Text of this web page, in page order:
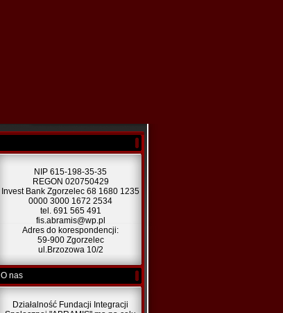
NIP 615-198-35-35
REGON 020750429
Invest Bank Zgorzelec 68 1680 1235
0000 3000 1672 2534
tel. 691 565 491
fis.abramis@wp.pl
Adres do korespondencji:
59-900 Zgorzelec
ul.Brzozowa 10/2
O nas
Działalność Fundacji Integracji